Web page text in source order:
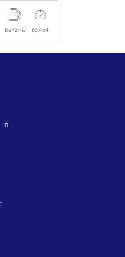
benzină 63.454